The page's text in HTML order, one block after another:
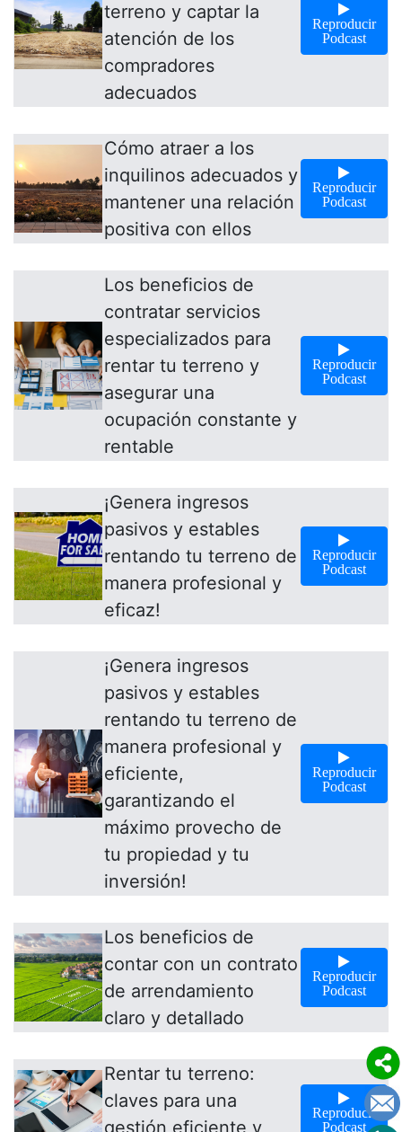
terreno y captar la
atención de los
compradores
adecuados
Reproducir
Podcast
Cómo atraer a los
inquilinos adecuados y
mantener una relación
positiva con ellos
Reproducir
Podcast
Los beneficios de
contratar servicios
especializados para
rentar tu terreno y
asegurar una
ocupación constante y
rentable
Reproducir
Podcast
¡Genera ingresos
pasivos y estables
rentando tu terreno de
manera profesional y
eficaz!
Reproducir
Podcast
¡Genera ingresos
pasivos y estables
rentando tu terreno de
manera profesional y
eficiente,
garantizando el
máximo provecho de
tu propiedad y tu
inversión!
Reproducir
Podcast
Los beneficios de
contar con un contrato
de arrendamiento
claro y detallado
Reproducir
Podcast
Rentar tu terreno:
claves para una
gestión eficiente y
Reproducir
Podcast